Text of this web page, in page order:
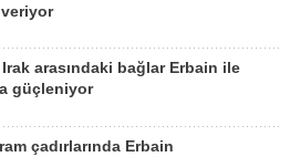
veriyor
Irak arasındaki bağlar Erbain ile
güçleniyor
çadırlarında Erbain